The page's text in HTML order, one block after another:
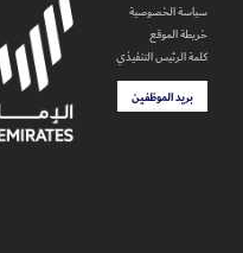
سياسة الخصوصية
خريطة الموقع
كلمة الرئيس التنفيذي
بريد الموظفين